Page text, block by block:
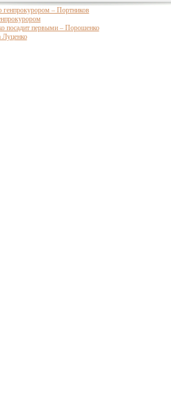
генпрокурором – Портников
посадит первыми – Порошенко
Луценко